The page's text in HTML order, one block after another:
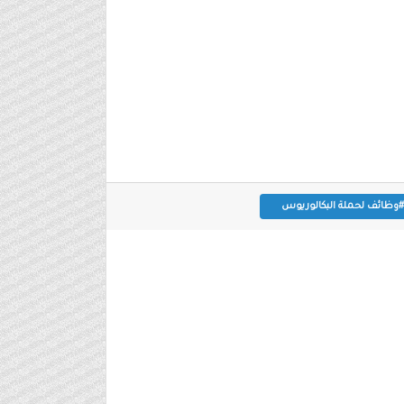
#وظائف لحملة البكالوريوس